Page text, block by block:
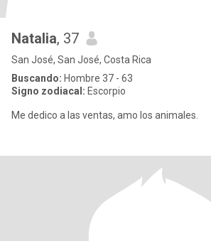
Natalia, 37
San José, San José, Costa Rica
Buscando: Hombre 37 - 63
Signo zodiacal: Escorpio
Me dedico a las ventas, amo los animales.